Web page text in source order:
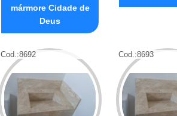
mármore Cidade de
Deus
Cod.:8692 Cod.:8693